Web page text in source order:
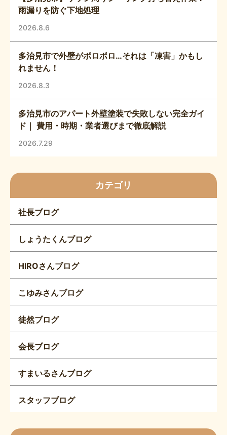
雨漏りを防ぐ下地処理
2026.8.6
多治見市で外壁がボロボロ…それは「凍害」かもし
れません！
2026.8.3
多治見市のアパート外壁塗装で失敗しない完全ガイ
ド｜ 費用・時期・業者選びまで徹底解説
2026.7.29
カテゴリ
社長ブログ
しょうたくんブログ
HIROさんブログ
こゆみさんブログ
徒然ブログ
会長ブログ
すまいるさんブログ
スタッフブログ